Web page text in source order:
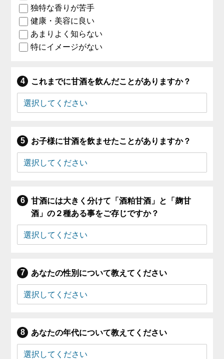
独特な香りが苦手
健康・美容に良い
あまりよく知らない
特にイメージがない
これまでに甘酒を飲んだことがありますか？
お子様に甘酒を飲ませたことがありますか？
甘酒には大きく分けて「酒粕甘酒」と「麹甘
酒」の２種ある事をご存じですか？
あなたの性別について教えてください
あなたの年代について教えてください